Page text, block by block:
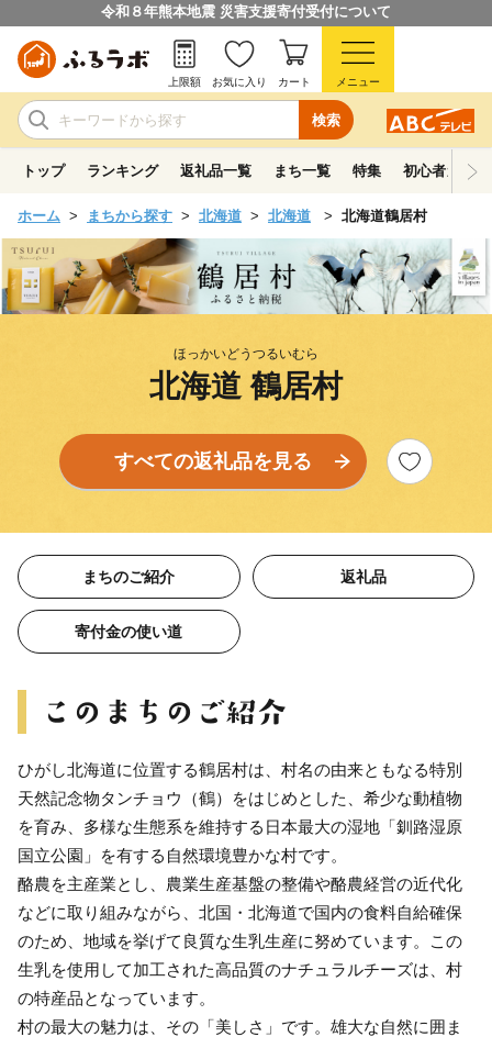
令和８年熊本地震 災害支援寄付受付について
検索
上限額 お気に入り カート メニュー
トップ ランキング 返礼品一覧 まち一覧 特集 初心者ガイド
ホーム まちから探す 北海道 北海道 北海道鶴居村
ほっかいどうつるいむら
北海道 鶴居村
すべての返礼品を見る
まちのご紹介 返礼品
寄付金の使い道
ひがし北海道に位置する鶴居村は、村名の由来ともなる特別
天然記念物タンチョウ（鶴）をはじめとした、希少な動植物
を育み、多様な生態系を維持する日本最大の湿地「釧路湿原
国立公園」を有する自然環境豊かな村です。
酪農を主産業とし、農業生産基盤の整備や酪農経営の近代化
などに取り組みながら、北国・北海道で国内の食料自給確保
のため、地域を挙げて良質な生乳生産に努めています。この
生乳を使用して加工された高品質のナチュラルチーズは、村
の特産品となっています。
村の最大の魅力は、その「美しさ」です。雄大な自然に囲ま